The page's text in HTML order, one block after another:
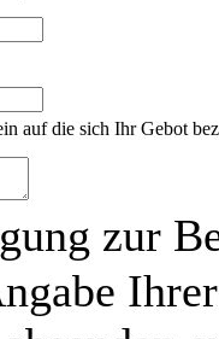
auf die sich Ihr Gebot
zur